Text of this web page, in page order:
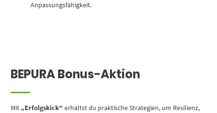
Anpassungsfähigkeit.
BEPURA Bonus-Aktion
Mit „Erfolgskick“ erhältst du praktische Strategien, um Resilienz,